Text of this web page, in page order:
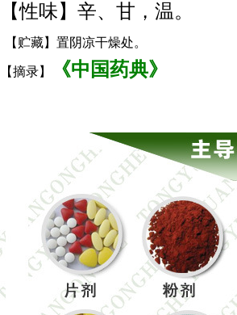
【性味】辛、甘，温。
【贮藏】置阴凉干燥处。
【摘录】 《中国药典》